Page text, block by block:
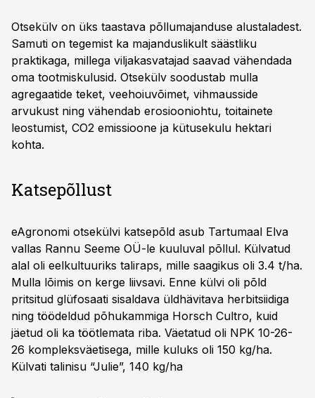
Otsekülv on üks taastava põllumajanduse alustaladest.
Samuti on tegemist ka majanduslikult säästliku
praktikaga, millega viljakasvatajad saavad vähendada
oma tootmiskulusid. Otsekülv soodustab mulla
agregaatide teket, veehoiuvõimet, vihmausside
arvukust ning vähendab erosiooniohtu, toitainete
leostumist, CO2 emissioone ja kütusekulu hektari
kohta.
Katsepõllust
eAgronomi otsekülvi katsepõld asub Tartumaal Elva
vallas Rannu Seeme OÜ-le kuuluval põllul. Külvatud
alal oli eelkultuuriks taliraps, mille saagikus oli 3.4 t/ha.
Mulla lõimis on kerge liivsavi. Enne külvi oli põld
pritsitud glüfosaati sisaldava üldhävitava herbitsiidiga
ning töödeldud põhukammiga Horsch Cultro, kuid
jäetud oli ka töötlemata riba. Väetatud oli NPK 10-26-
26 kompleksväetisega, mille kuluks oli 150 kg/ha.
Külvati talinisu “Julie”, 140 kg/ha